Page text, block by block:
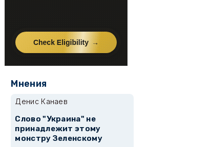
Мнения
Денис Канаев
Слово "Украина" не
принадлежит этому
монстру Зеленскому